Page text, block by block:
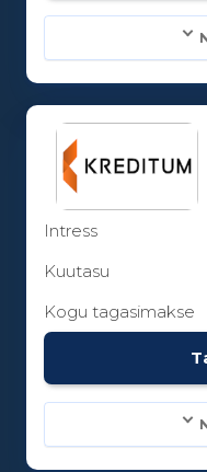
100 - 5000€
Laenuperiood:
Intress
Kuutasu
Kogu tagasimakse